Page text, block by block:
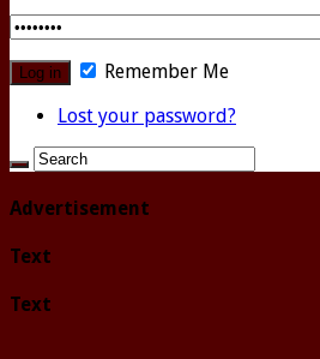
Remember Me
Lost your password?
Advertisement
Text
Text